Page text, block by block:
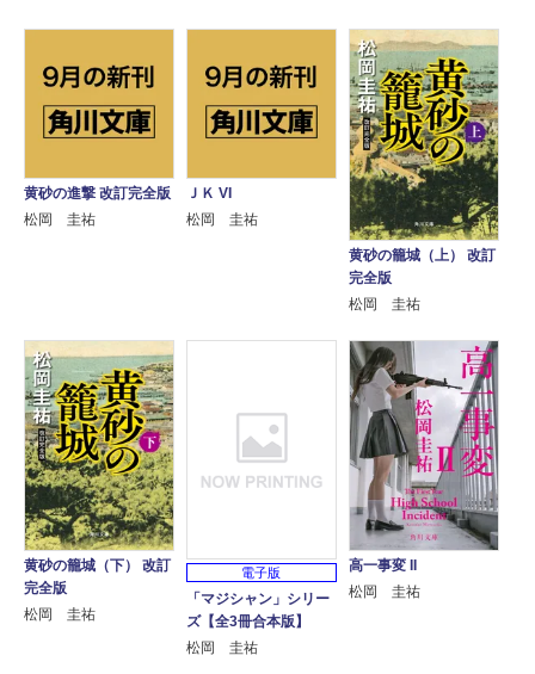
黄砂の進撃 改訂完全版
松岡 圭祐
ＪＫ VI
松岡 圭祐
黄砂の籠城（上） 改訂
完全版
松岡 圭祐
黄砂の籠城（下） 改訂
完全版
松岡 圭祐
電子版
「マジシャン」シリー
ズ【全3冊合本版】
松岡 圭祐
高一事変 II
松岡 圭祐